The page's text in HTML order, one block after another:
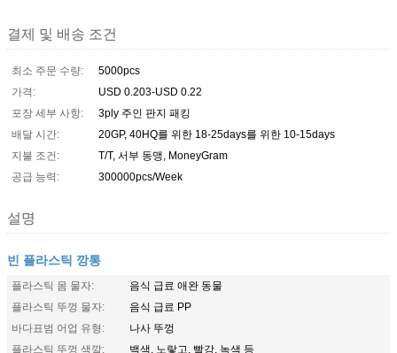
결제 및 배송 조건
최소 주문 수량:
5000pcs
가격:
USD 0.203-USD 0.22
포장 세부 사항:
3ply 주인 판지 패킹
배달 시간:
20GP, 40HQ를 위한 18-25days를 위한 10-15days
지불 조건:
T/T, 서부 동맹, MoneyGram
공급 능력:
300000pcs/Week
설명
빈 플라스틱 깡통
플라스틱 몸 물자:
음식 급료 애완 동물
플라스틱 뚜껑 물자:
음식 급료 PP
바다표범 어업 유형:
나사 뚜껑
플라스틱 뚜껑 색깔:
백색, 노랗고, 빨강, 녹색 등